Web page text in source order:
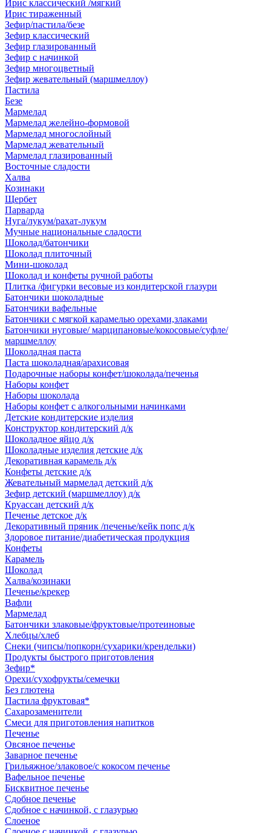
Ирис классический /мягкий
Ирис тираженный
Зефир/пастила/безе
Зефир классический
Зефир глазированный
Зефир с начинкой
Зефир многоцветный
Зефир жевательный (маршмеллоу)
Пастила
Безе
Мармелад
Мармелад желейно-формовой
Мармелад многослойный
Мармелад жевательный
Мармелад глазированный
Восточные сладости
Халва
Козинаки
Щербет
Парварда
Нуга/лукум/рахат-лукум
Мучные национальные сладости
Шоколад/батончики
Шоколад плиточный
Мини-шоколад
Шоколад и конфеты ручной работы
Плитка /фигурки весовые из кондитерской глазури
Батончики шоколадные
Батончики вафельные
Батончики с мягкой карамелью орехами,злаками
Батончики нуговые/ марципановые/кокосовые/суфле/
маршмеллоу
Шоколадная паста
Паста шоколадная/арахисовая
Подарочные наборы конфет/шоколада/печенья
Наборы конфет
Наборы шоколада
Наборы конфет с алкогольными начинками
Детские кондитерские изделия
Конструктор кондитерский д/к
Шоколадное яйцо д/к
Шоколадные изделия детские д/к
Декоративная карамель д/к
Конфеты детские д/к
Жевательный мармелад детский д/к
Зефир детский (маршмеллоу) д/к
Круассан детский д/к
Печенье детское д/к
Декоративный пряник /печенье/кейк попс д/к
Здоровое питание/диабетическая продукция
Конфеты
Карамель
Шоколад
Халва/козинаки
Печенье/крекер
Вафли
Мармелад
Батончики злаковые/фруктовые/протеиновые
Хлебцы/хлеб
Снеки (чипсы/попкорн/сухарики/крендельки)
Продукты быстрого приготовления
Зефир*
Орехи/сухофрукты/семечки
Без глютена
Пастила фруктовая*
Сахарозаменители
Смеси для приготовления напитков
Печенье
Овсяное печенье
Заварное печенье
Грильяжное/злаковое/с кокосом печенье
Вафельное печенье
Бисквитное печенье
Сдобное печенье
Сдобное с начинкой, с глазурью
Слоеное